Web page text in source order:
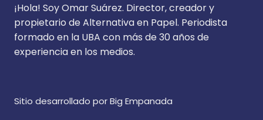
¡Hola! Soy Omar Suárez. Director, creador y
propietario de Alternativa en Papel. Periodista
formado en la UBA con más de 30 años de
experiencia en los medios.
Sitio desarrollado por Big Empanada